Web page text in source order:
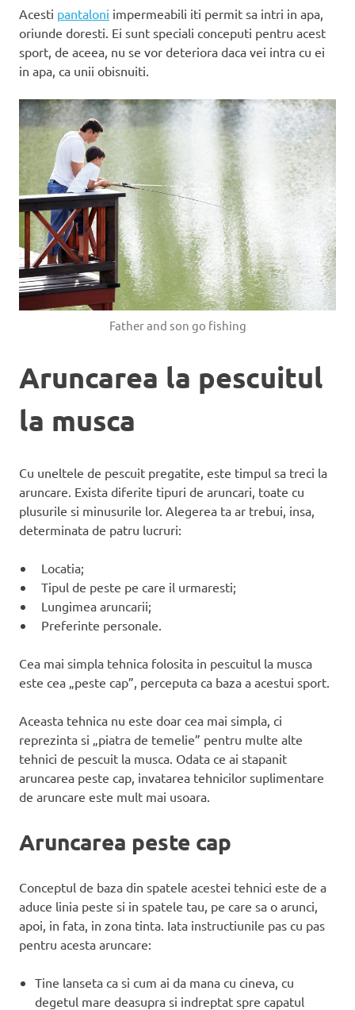
Acesti pantaloni impermeabili iti permit sa intri in apa,
oriunde doresti. Ei sunt speciali conceputi pentru acest
sport, de aceea, nu se vor deteriora daca vei intra cu ei
in apa, ca unii obisnuiti.
Father and son go fishing
Aruncarea la pescuitul
la musca
Cu uneltele de pescuit pregatite, este timpul sa treci la
aruncare. Exista diferite tipuri de aruncari, toate cu
plusurile si minusurile lor. Alegerea ta ar trebui, insa,
determinata de patru lucruri:
Locatia;
Tipul de peste pe care il urmaresti;
Lungimea aruncarii;
Preferinte personale.
Cea mai simpla tehnica folosita in pescuitul la musca
este cea „peste cap”, perceputa ca baza a acestui sport.
Aceasta tehnica nu este doar cea mai simpla, ci
reprezinta si „piatra de temelie” pentru multe alte
tehnici de pescuit la musca. Odata ce ai stapanit
aruncarea peste cap, invatarea tehnicilor suplimentare
de aruncare este mult mai usoara.
Aruncarea peste cap
Conceptul de baza din spatele acestei tehnici este de a
aduce linia peste si in spatele tau, pe care sa o arunci,
apoi, in fata, in zona tinta. Iata instructiunile pas cu pas
pentru acesta aruncare:
Tine lanseta ca si cum ai da mana cu cineva, cu
degetul mare deasupra si indreptat spre capatul